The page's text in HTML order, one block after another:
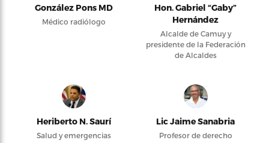
González Pons MD
Médico radiólogo
Hon. Gabriel “Gaby”
Hernández
Alcalde de Camuy y
presidente de la Federación
de Alcaldes
Heriberto N. Saurí
Salud y emergencias
Lic Jaime Sanabria
Profesor de derecho